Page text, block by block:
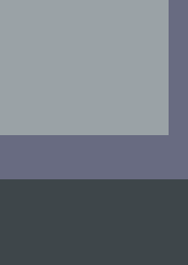
Recht der
werden.